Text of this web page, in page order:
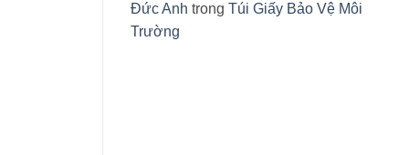
Đức Anh trong Túi Giấy Bảo Vệ Môi
Trường